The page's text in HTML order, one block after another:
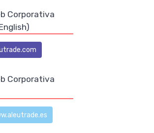
Corporativa
Corporativa